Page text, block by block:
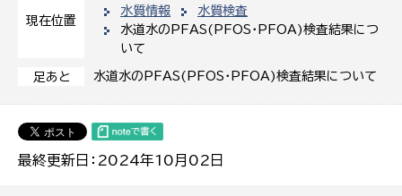
現在位置
水質情報
水質検査
水道水のPFAS(PFOS・PFOA)検査結果につ
いて
足あと 水道水のPFAS(PFOS・PFOA)検査結果について
最終更新日：2024年10月02日